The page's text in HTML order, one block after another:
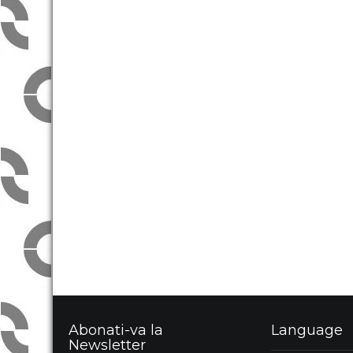
Abonati-va la
Newsletter
Language